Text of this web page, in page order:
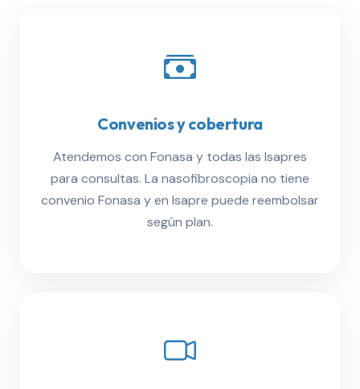
Convenios y cobertura
Atendemos con Fonasa y todas las Isapres
para consultas. La nasofibroscopia no tiene
convenio Fonasa y en Isapre puede reembolsar
según plan.